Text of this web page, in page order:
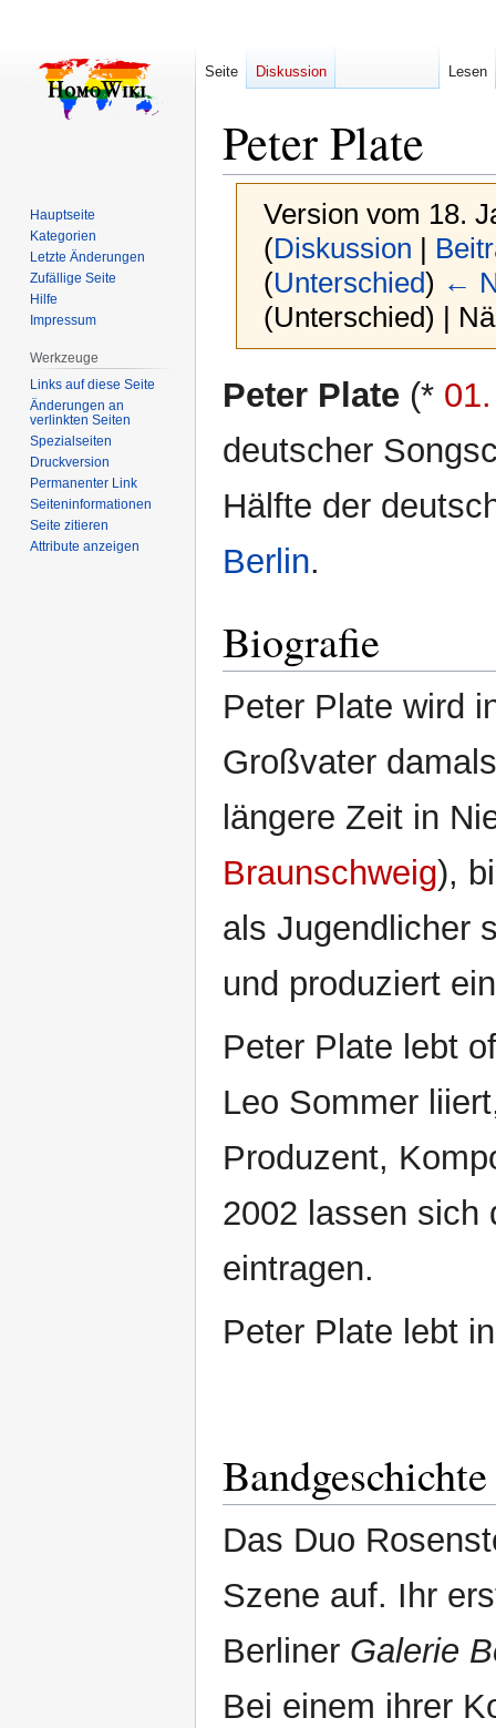
Peter Plate
Version vom 18.
(Diskussion |
(Unterschied) ←
(Unterschied) |
Navigation
Suche
Peter Plate (*
deutscher
Hälfte der
Berlin.
Biografie
Peter Plate wird
Großvater
längere Zeit in
Braunschweig),
als Jugendlicher
und produziert
Peter Plate lebt
Leo Sommer
Produzent,
2002 lassen
eintragen.
Peter Plate lebt
Bandgeschichte
Das Duo
Szene auf. Ihr
Berliner Galerie
Bei einem ihrer
Seite Diskussion Lesen
Hauptseite
Kategorien
Letzte Änderungen
Zufällige Seite
Hilfe
Impressum
Werkzeuge
Links auf diese Seite
Änderungen an
verlinkten Seiten
Spezialseiten
Druckversion
Permanenter Link
Seiten­­informationen
Seite zitieren
Attribute anzeigen